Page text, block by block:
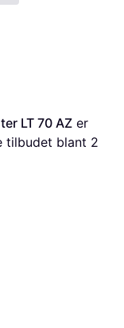
LT 70 AZ
tilbudet blant 2